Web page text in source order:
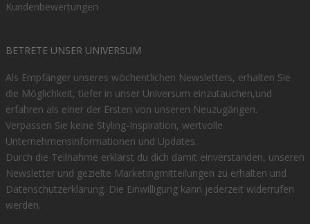
Kundenbewertungen
BETRETE UNSER UNIVERSUM
Als Empfänger unseres wöchentlichen Newsletters, erhalten Sie
die Möglichkeit, tiefer in unser Universum einzutauchen,und
erfahren als einer der Ersten von unseren Neuzugängen.
Verpassen Sie keine Styling-Inspiration, wertvolle
Unternehmensinformationen und Updates.
Durch die Teilnahme erklärst du dich damit einverstanden, unseren
Newsletter und gezielte Marketingmitteilungen zu erhalten und
Datenschutzerklärung. Die Einwilligung kann jederzeit widerrufen
werden.